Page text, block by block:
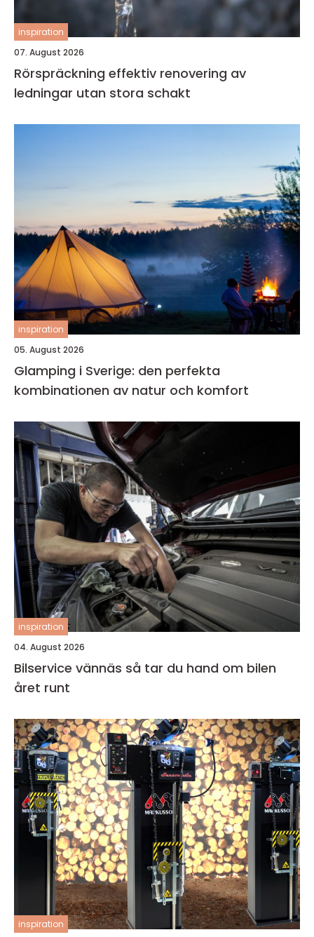
inspiration
07. August 2026
Rörspräckning effektiv renovering av
ledningar utan stora schakt
inspiration
05. August 2026
Glamping i Sverige: den perfekta
kombinationen av natur och komfort
inspiration
04. August 2026
Bilservice vännäs så tar du hand om bilen
året runt
inspiration